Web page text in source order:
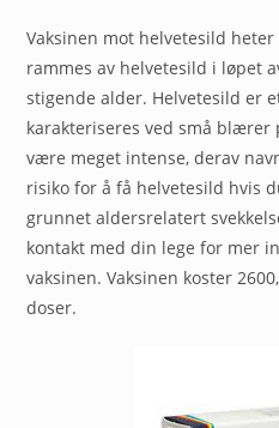
Vaksinen mot helvetesild heter
rammes av helvetesild i løpet
stigende alder. Helvetesild er
karakteriseres ved små blærer
være meget intense, derav
risiko for å få helvetesild hvis
grunnet aldersrelatert
kontakt med din lege for mer
vaksinen. Vaksinen koster
doser.